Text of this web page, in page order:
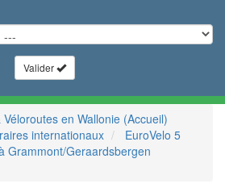
Valider
Véloroutes en Wallonie (Accueil)
internationaux
EuroVelo 5
Grammont/Geraardsbergen